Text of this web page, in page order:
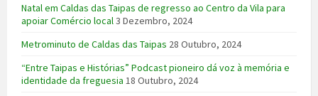
Natal em Caldas das Taipas de regresso ao Centro da Vila para
apoiar Comércio local3 Dezembro, 2024
Metrominuto de Caldas das Taipas 28 Outubro, 2024
“Entre Taipas e Histórias” Podcast pioneiro dá voz à memória e
identidade da freguesia 18 Outubro, 2024